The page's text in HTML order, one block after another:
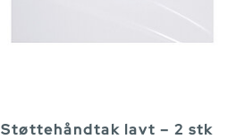
Støttehåndtak lavt – 2 stk